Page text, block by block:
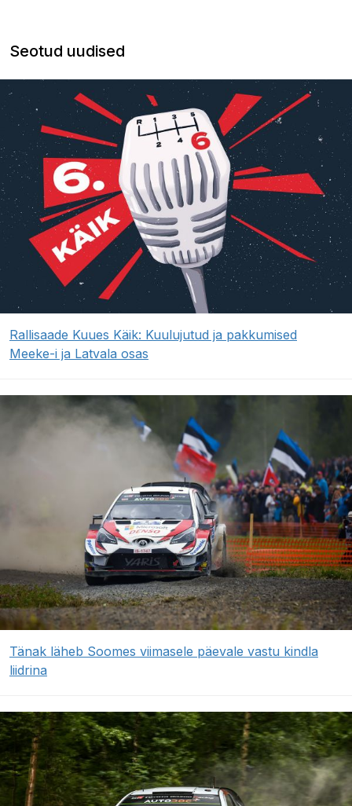
Seotud uudised
Rallisaade Kuues Käik: Kuulujutud ja pakkumised
Meeke-i ja Latvala osas
Tänak läheb Soomes viimasele päevale vastu kindla
liidrina